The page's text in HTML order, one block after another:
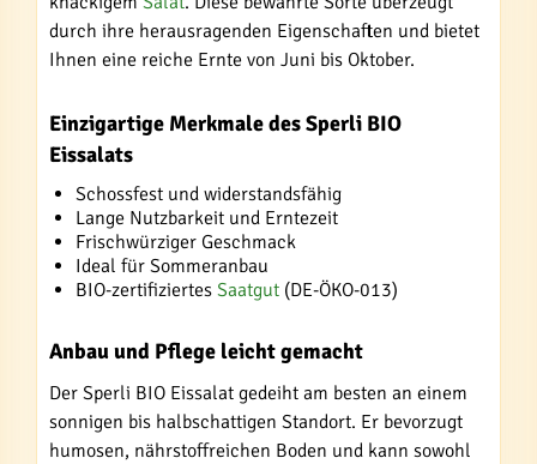
durch ihre herausragenden Eigenschaften und bietet
Ihnen eine reiche Ernte von Juni bis Oktober.
Einzigartige Merkmale des Sperli BIO
Eissalats
Schossfest und widerstandsfähig
Lange Nutzbarkeit und Erntezeit
Frischwürziger Geschmack
Ideal für Sommeranbau
BIO-zertifiziertes Saatgut (DE-ÖKO-013)
Anbau und Pflege leicht gemacht
Der Sperli BIO Eissalat gedeiht am besten an einem
sonnigen bis halbschattigen Standort. Er bevorzugt
humosen, nährstoffreichen Boden und kann sowohl